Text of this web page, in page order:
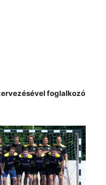
foglalkozó